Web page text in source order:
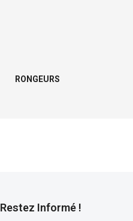
RONGEURS
Restez Informé !